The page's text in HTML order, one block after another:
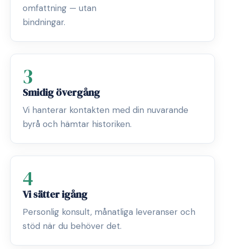
omfattning — utan
bindningar.
3
Smidig övergång
Vi hanterar kontakten med din nuvarande
byrå och hämtar historiken.
4
Vi sätter igång
Personlig konsult, månatliga leveranser och
stöd när du behöver det.